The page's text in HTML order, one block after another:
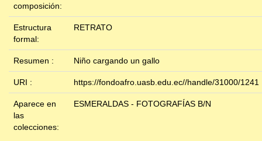
composición:
Estructura
formal:
RETRATO
Resumen : Niño cargando un gallo
URI : https://fondoafro.uasb.edu.ec//handle/31000/1241
Aparece en
las
colecciones:
ESMERALDAS - FOTOGRAFÍAS B/N